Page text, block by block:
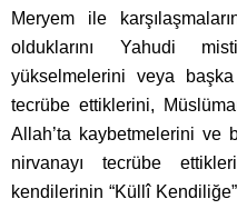
Meryem ile
olduklarını Yahudi
yükselmelerini veya
tecrübe ettiklerini,
Allah’ta kaybetmelerini ve
nirvanayı tecrübe
kendilerinin “Küllî